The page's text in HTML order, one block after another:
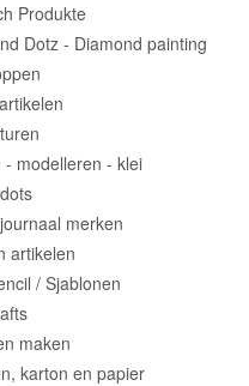
Produkte
Dotz - Diamond painting
- modelleren - klei
merken
artikelen
/ Sjablonen
maken
karton en papier